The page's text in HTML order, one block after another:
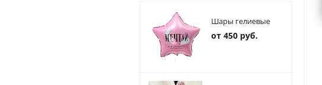
Шары гелиевые
от 450 руб.